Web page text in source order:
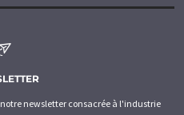
newsletter consacrée à l'industrie